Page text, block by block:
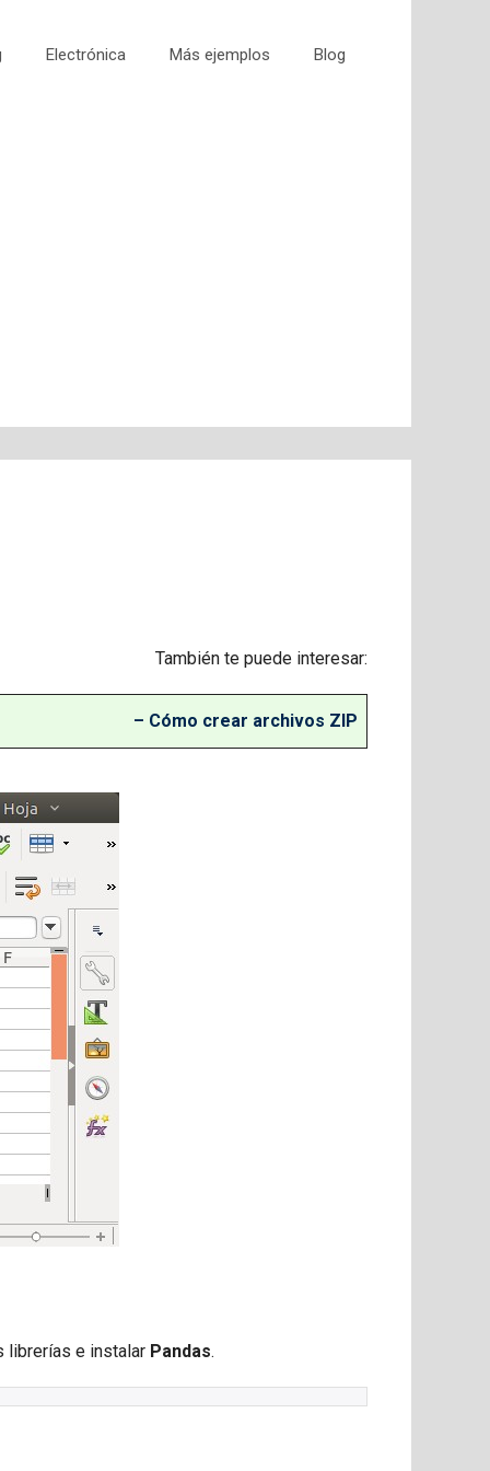
Electrónica Más ejemplos Blog
También te puede interesar:
– Cómo crear archivos ZIP
librerías e instalar Pandas.